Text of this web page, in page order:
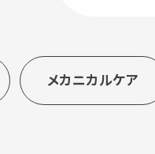
メカニカルケア